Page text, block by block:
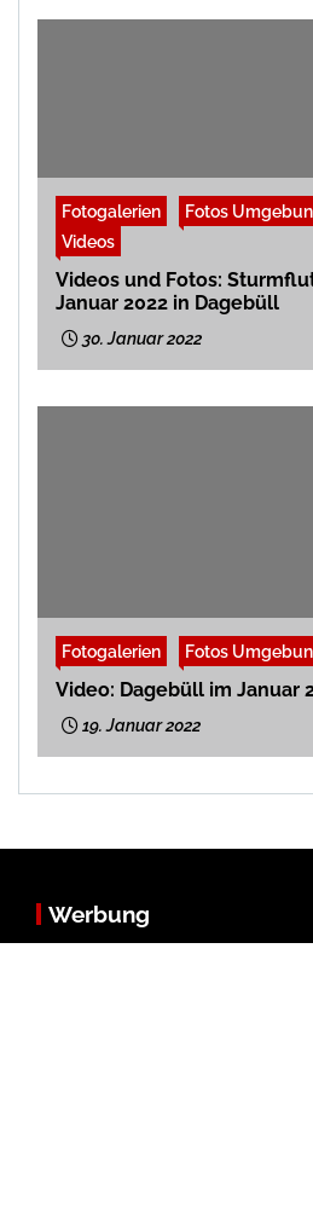
Fotogalerien Fotos
Videos
Videos und Fotos:
Januar 2022 in Dagebüll
30. Januar 2022
Fotogalerien Fotos
Video: Dagebüll im Januar
19. Januar 2022
Werbung